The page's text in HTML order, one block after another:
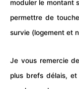
moduler le montant
permettre de
survie (logement et
Je vous remercie
plus brefs délais,